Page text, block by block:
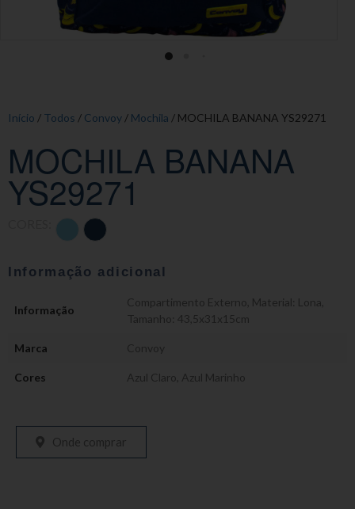
Início / Todos / Convoy / Mochila / MOCHILA BANANA YS29271
MOCHILA BANANA
YS29271
Informação adicional
Informação
Compartimento Externo Material: Lona
Tamanho: 43,5x31x15cm
Marca Convoy
Cores Azul Claro Azul Marinho
Onde comprar